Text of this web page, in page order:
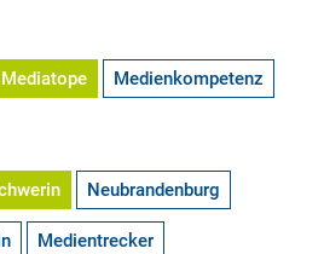
Mediatope Medienkompetenz
Neubrandenburg
Medientrecker